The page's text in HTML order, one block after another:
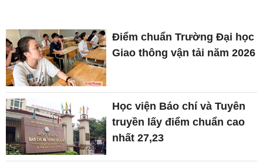
Điểm chuẩn Trường Đại học
Giao thông vận tải năm 2026
Học viện Báo chí và Tuyên
truyền lấy điểm chuẩn cao
nhất 27,23